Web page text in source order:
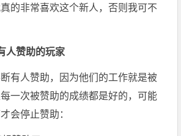
的非常喜欢这个新人，否则我可不
人赞助的玩家
有人赞助，因为他们的工作就是被
一次被赞助的成绩都是好的，可能
会停止赞助：